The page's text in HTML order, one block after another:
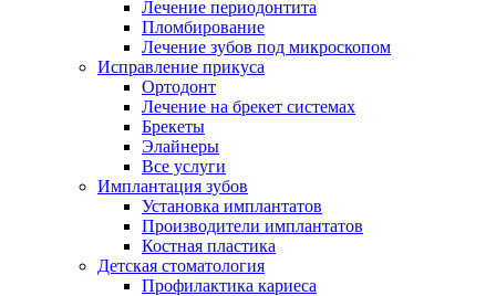
Лечение периодонтита
Пломбирование
Лечение зубов под микроскопом
Исправление прикуса
Ортодонт
Лечение на брекет системах
Брекеты
Элайнеры
Все услуги
Имплантация зубов
Установка имплантатов
Производители имплантатов
Костная пластика
Детская стоматология
Профилактика кариеса